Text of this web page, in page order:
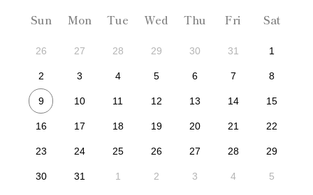
Sun Mon Tue Wed Thu Fri Sat
26 27 28 29 30 31 1
2 3 4 5 6 7 8
9 10 11 12 13 14 15
16 17 18 19 20 21 22
23 24 25 26 27 28 29
30 31 1 2 3 4 5